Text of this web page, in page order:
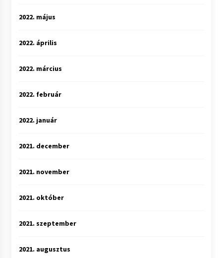
2022. május
2022. április
2022. március
2022. február
2022. január
2021. december
2021. november
2021. október
2021. szeptember
2021. augusztus